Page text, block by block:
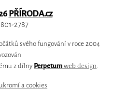
PŘÍRODA.cz
2787
svého fungování v roce 2004
z dílny Perpetum web design
a cookies